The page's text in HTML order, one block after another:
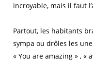
incroyable, mais il faut
Partout, les habitants
sympa ou drôles les
« You are amazing » , «